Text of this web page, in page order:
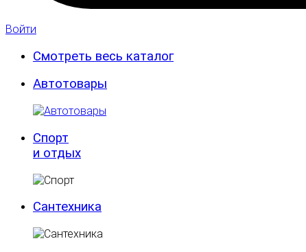
Войти
Смотреть весь каталог
Автотовары
Спорт
и отдых
Сантехника